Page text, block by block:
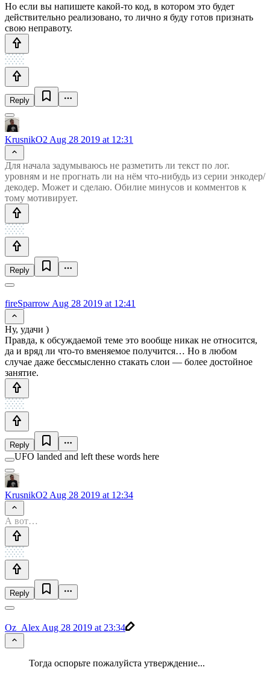
Но если вы напишете какой-то код, в котором это будет
действительно реализовано, то лично я буду готов признать
свою неправоту.
Reply
KrusnikO2 Aug 28 2019 at 12:31
Для начала задумываюсь не разметить ли текст по лог.
уровням и не прогнать ли на нём что-нибудь из серии энкодер/
декодер. Может и сделаю. Обилие минусов и комментов к
тому мотивирует.
Reply
fireSparrow Aug 28 2019 at 12:41
Ну, удачи )
Правда, к обсуждаемой теме это вообще никак не относится,
да и вряд ли что-то вменяемое получится… Но в любом
случае даже бессмысленно стакать слои — более достойное
занятие.
Reply
UFO landed and left these words here
KrusnikO2 Aug 28 2019 at 12:34
А вот…
Reply
Oz_Alex Aug 28 2019 at 23:34
Тогда оспорьте пожалуйста утверждение...